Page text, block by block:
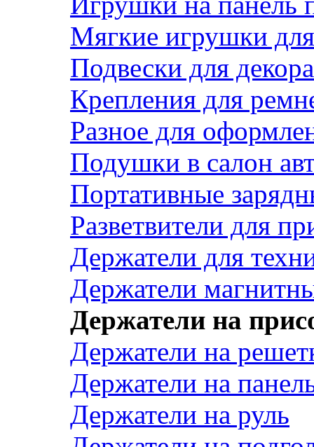
Мягкие игрушки
Подвески для декора
Крепления для
Разное для
Подушки в салон
Портативные
Разветвители для
Держатели для
Держатели
Держатели на
Держатели на
Держатели на
Держатели на руль